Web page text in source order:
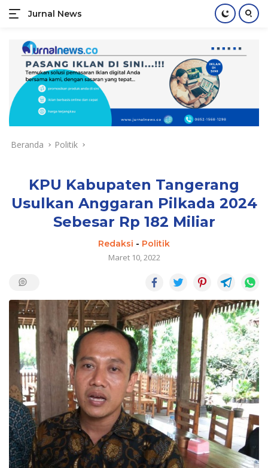
konten
Jurnal News
Jendela
Rakyat
Beranda Politik
KPU Kabupaten Tangerang
Usulkan Anggaran Pilkada 2024
Sebesar Rp 182 Miliar
Redaksi - Politik
Maret 10, 2022